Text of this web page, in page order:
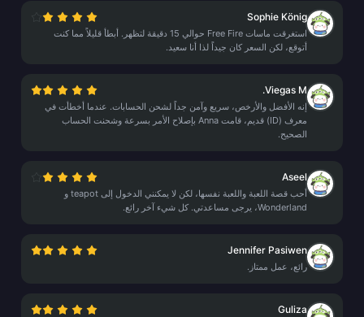
Sophie König
استغرقت ماسات Free Fire حوالي 15 دقيقة لتظهر. أبطأ قليلاً مما كنت
أتوقع، لكن السعر كان جيداً لذا أنا سعيد.
Viegas M.
إنه الأفضل والأرخص، سريع وآمن جداً لشحن الحسابات. عندما أخطأت في
معرف (ID) قديم، قامت Anna بإصلاح الأمر بسرعة وشحنت الحساب
الصحيح.
Aseel
أحب قصة اللعبة واللعبة نفسها، لكن لا يمكنني الدخول إلى teapot و
Wonderland، يرجى مساعدتي. كل شيء آخر رائع.
Jennifer Pasiwen
رائع، عمل ممتاز.
Guliza